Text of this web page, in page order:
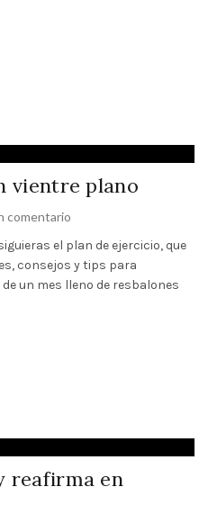
vientre plano
comentario
el plan de ejercicio, que
consejos y tips para
un mes lleno de resbalones
reafirma en